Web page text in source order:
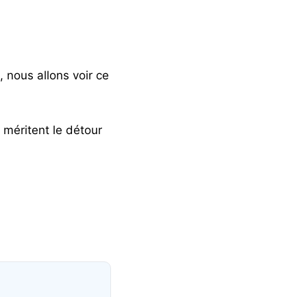
nous allons voir ce
méritent le détour